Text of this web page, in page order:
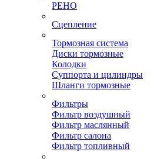
РЕНО
Сцепление
Тормозная система
Диски тормозные
Колодки
Суппорта и цилиндры
Шланги тормозные
Фильтры
Фильтр воздушный
Фильтр маслянный
Фильтр салона
Фильтр топливный